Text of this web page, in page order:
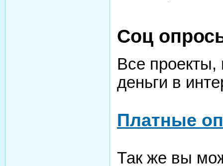
Соц
Все
деньги в
Платные
Так же вы